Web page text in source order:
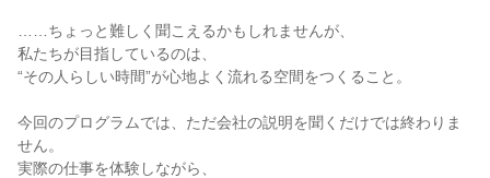
……ちょっと難しく聞こえるかもしれませんが、
私たちが目指しているのは、
“その人らしい時間”が心地よく流れる空間をつくること。
今回のプログラムでは、ただ会社の説明を聞くだけでは終わりま
せん。
実際の仕事を体験しながら、